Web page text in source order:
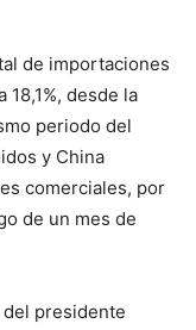
de importaciones
desde la
periodo del
y China
comerciales, por
de un mes de
del presidente